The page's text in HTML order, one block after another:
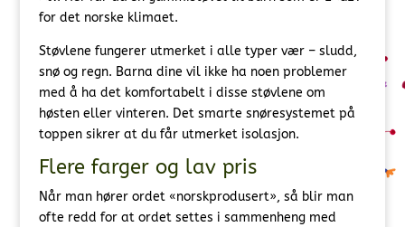
for det norske klimaet.
Støvlene fungerer utmerket i alle typer vær – sludd,
snø og regn. Barna dine vil ikke ha noen problemer
med å ha det komfortabelt i disse støvlene om
høsten eller vinteren. Det smarte snøresystemet på
toppen sikrer at du får utmerket isolasjon.
Flere farger og lav pris
Når man hører ordet «norskprodusert», så blir man
ofte redd for at ordet settes i sammenheng med